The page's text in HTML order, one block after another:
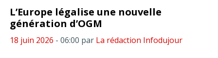
L’Europe légalise une nouvelle
génération d’OGM
18 juin 2026 - 06:00 par La rédaction Infodujour